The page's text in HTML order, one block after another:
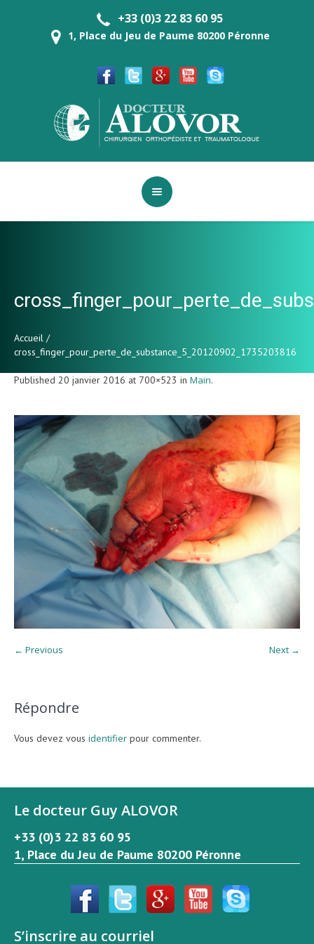
+33 (0)3 22 83 60 95
1, Place du Jeu de Paume 80200 Péronne
Accueil /
cross_finger_pour_perte_de_substance_5_20120902_1735203816
Published 20 janvier 2016 at 700×523 in Main.
← Previous Next →
Répondre
Vous devez vous identifier pour commenter.
Le docteur Guy ALOVOR
+33 (0)3 22 83 60 95
1, Place du Jeu de Paume 80200 Péronne
S’inscrire au courriel